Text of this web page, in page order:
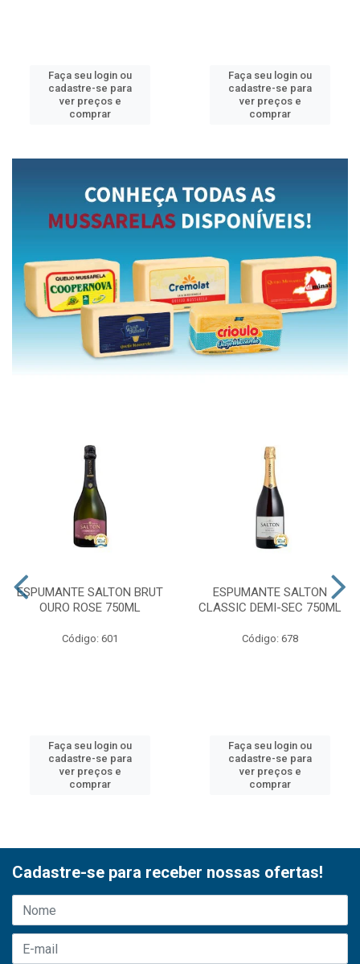
Faça seu login ou
cadastre-se para
ver preços e
comprar
Faça seu login ou
cadastre-se para
ver preços e
comprar
ESPUMANTE SALTON BRUT
OURO ROSE 750ML
Código: 601
Faça seu login ou
cadastre-se para
ver preços e
comprar
ESPUMANTE SALTON
CLASSIC DEMI-SEC 750ML
Código: 678
Faça seu login ou
cadastre-se para
ver preços e
comprar
Cadastre-se para receber nossas ofertas!